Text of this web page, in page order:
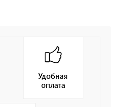
Удобная
оплата